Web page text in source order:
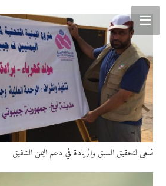
نسعى لتحقيق السبق والريادة في دعم اليمن الشقيق